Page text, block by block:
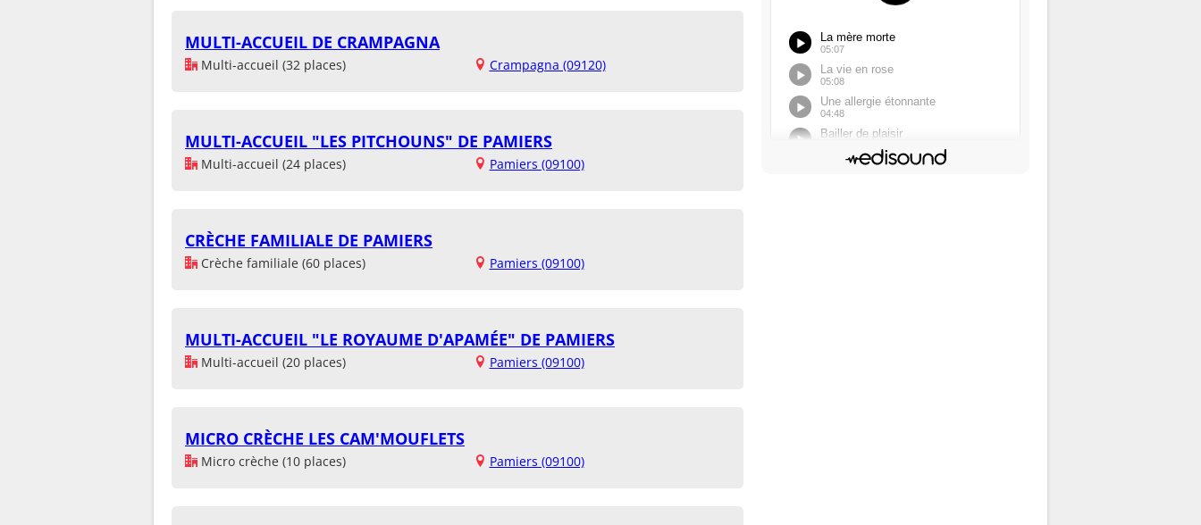
MULTI-ACCUEIL DE CRAMPAGNA
Multi-accueil (32 places) Crampagna (09120)
MULTI-ACCUEIL "LES PITCHOUNS" DE PAMIERS
Multi-accueil (24 places) Pamiers (09100)
CRÈCHE FAMILIALE DE PAMIERS
Crèche familiale (60 places) Pamiers (09100)
MULTI-ACCUEIL "LE ROYAUME D'APAMÉE" DE PAMIERS
Multi-accueil (20 places) Pamiers (09100)
MICRO CRÈCHE LES CAM'MOUFLETS
Micro crèche (10 places) Pamiers (09100)